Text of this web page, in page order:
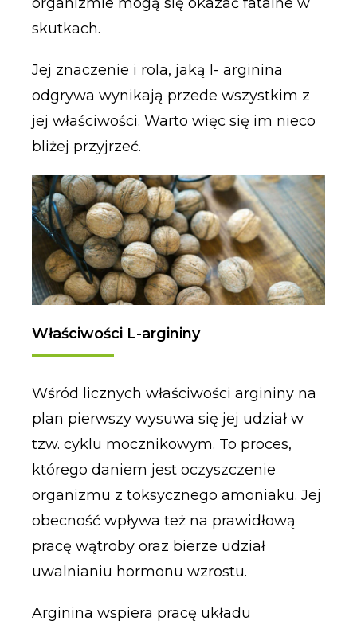
skutkach.
Jej znaczenie i rola, jaką l- arginina
odgrywa wynikają przede wszystkim z
jej właściwości. Warto więc się im nieco
bliżej przyjrzeć.
Właściwości L-argininy
Wśród licznych właściwości argininy na
plan pierwszy wysuwa się jej udział w
tzw. cyklu mocznikowym. To proces,
którego daniem jest oczyszczenie
organizmu z toksycznego amoniaku. Jej
obecność wpływa też na prawidłową
pracę wątroby oraz bierze udział
uwalnianiu hormonu wzrostu.
Arginina wspiera pracę układu